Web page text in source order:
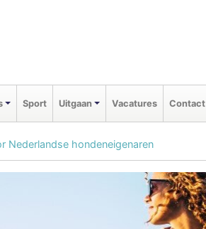
Sport Uitgaan Vacatures Contact
Nederlandse hondeneigenaren